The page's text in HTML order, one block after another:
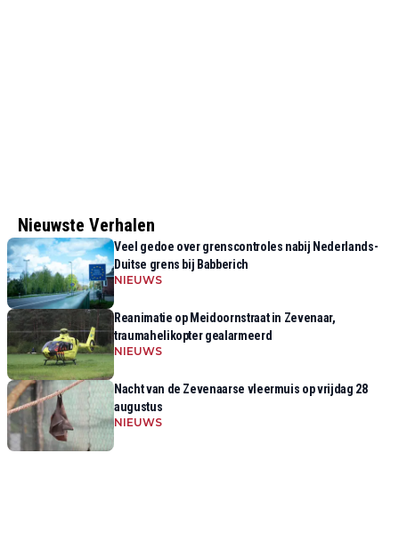
Nieuwste Verhalen
Veel gedoe over grenscontroles nabij Nederlands-
Duitse grens bij Babberich
NIEUWS
Reanimatie op Meidoornstraat in Zevenaar,
traumahelikopter gealarmeerd
NIEUWS
Nacht van de Zevenaarse vleermuis op vrijdag 28
augustus
NIEUWS